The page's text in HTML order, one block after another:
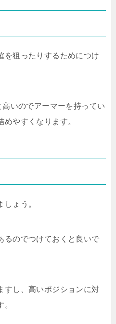
を狙ったりするためにつけ
いのでアーマーを持ってい
やすくなります。
ょう。
るのでつけておくと良いで
すし、高いポジションに対